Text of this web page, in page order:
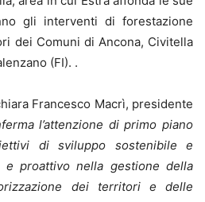
gli interventi di forestazione
dei Comuni di Ancona, Civitella
(FI). .
Francesco Macrì, presidente
l’attenzione di primo piano
di sviluppo sostenibile e
e proattivo nella gestione della
dei territori e delle